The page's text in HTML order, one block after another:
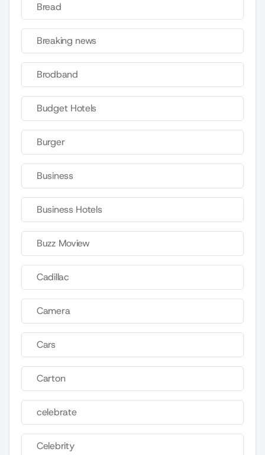
Bread
Breaking news
Brodband
Budget Hotels
Burger
Business
Business Hotels
Buzz Moview
Cadillac
Camera
Cars
Carton
celebrate
Celebrity